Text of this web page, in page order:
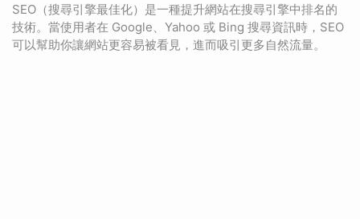
SEO（搜尋引擎最佳化）是一種提升網站在搜尋引擎中排名的
技術。當使用者在 Google、Yahoo 或 Bing 搜尋資訊時，SEO
可以幫助你讓網站更容易被看見，進而吸引更多自然流量。